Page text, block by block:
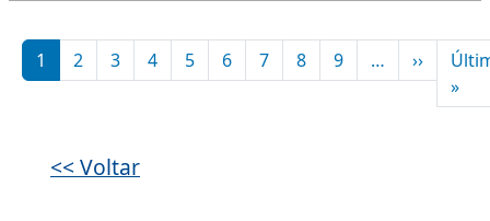
Paginação
1 2 3 4 5 6 7 8 9 … ››
»
<< Voltar